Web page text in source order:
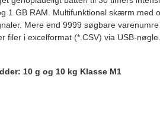
1 GB RAM. Multifunktionel skærm
Mere end 9999 søgbare
filer i excelformat (*.CSV) via USB-
10 g og 10 kg Klasse M1